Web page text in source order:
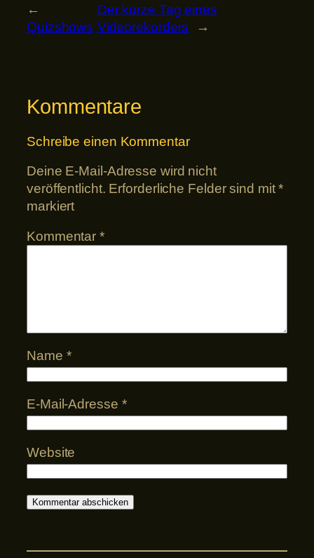
←
Quizshows
Der kurze Tag eines
Videorekorders
→
Kommentare
Schreibe einen Kommentar
Deine E-Mail-Adresse wird nicht
veröffentlicht. Erforderliche Felder sind mit*
markiert
Kommentar*
Name *
E-Mail-Adresse *
Website